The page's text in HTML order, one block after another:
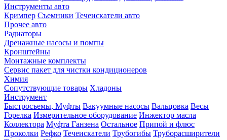
Инструменты авто
Кримпер Съемники Течеискатели авто
Прочее авто
Радиаторы
Дренажные насосы и помпы
Кронштейны
Монтажные комплекты
Сервис пакет для чистки кондиционеров
Химия
Сопутствующие товары Хладоны
Инструмент
Быстросъемы, Муфты Вакуумные насосы Вальцовка Весы
Горелка Измерительное оборудование Инжектор масла
Коллектора Муфта Ганзена Остальное Припой и флюс
Проколки Рефко Течеискатели Трубогибы Труборасширители